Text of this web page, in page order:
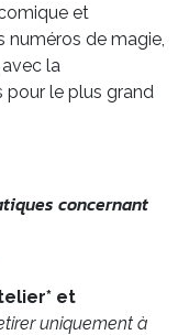
et
numéros de magie,
avec la
pour le plus grand
concernant
et
uniquement à